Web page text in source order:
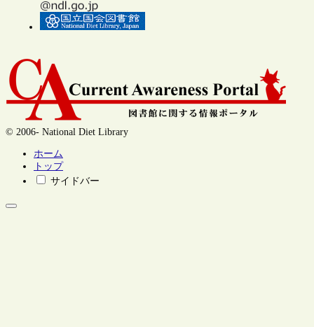
© 2006- National Diet Library
ホーム
トップ
サイドバー